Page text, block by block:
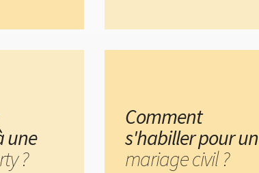
une
?
Comment
s'habiller pour un
mariage civil ?